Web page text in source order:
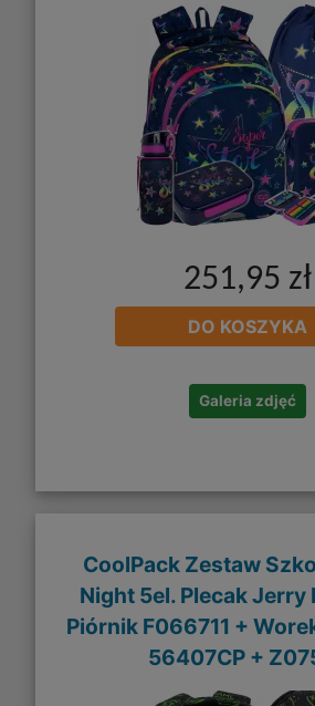
251,95 zł
DO KOSZYKA
Galeria zdjęć
CoolPack Zestaw
Night 5el. Plecak Jerry
Piórnik F066711 +
56407CP +